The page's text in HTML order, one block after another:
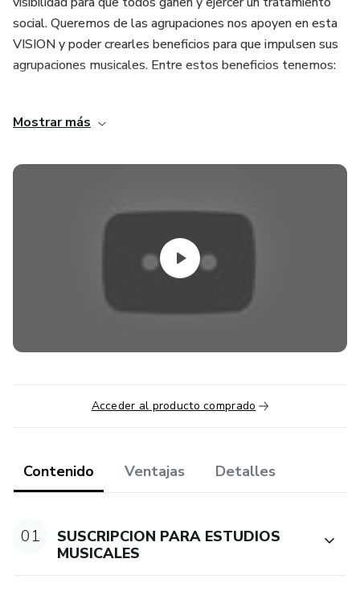
social. Queremos de las agrupaciones nos apoyen en esta
VISION y poder crearles beneficios para que impulsen sus
agrupaciones musicales. Entre estos beneficios tenemos:
MUSICAL.
2 GENERAR UN ESPACIO VIRTUAL PARA QUE
3 LES ENVIAREMOS CONTENIDO DE
ENTRENAMIENTO MUSICAL EN: ESCENA-
INTERPRETACION-TECNICA-Y DIFERENTES AREAS
colaboración de su servicio, nuestra propuesta para el
Mostrar más
Acceder al producto comprado
Contenido Ventajas Detalles
01
SUSCRIPCION PARA ESTUDIOS
MUSICALES